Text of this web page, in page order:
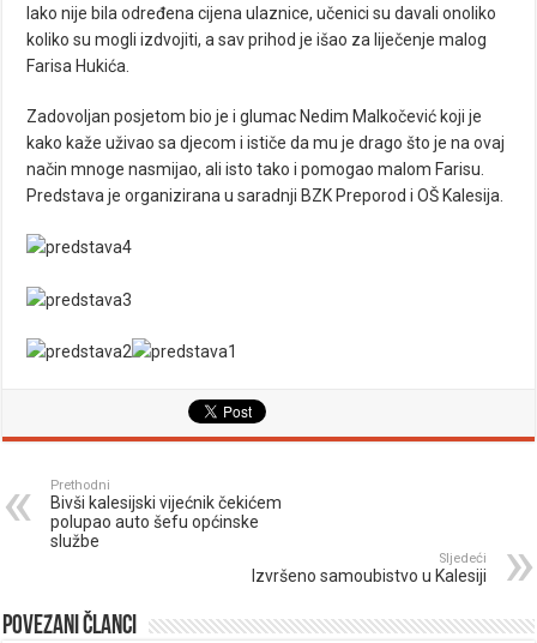
Iako nije bila određena cijena ulaznice, učenici su davali onoliko
koliko su mogli izdvojiti, a sav prihod je išao za liječenje malog
Farisa Hukića.
Zadovoljan posjetom bio je i glumac Nedim Malkočević koji je
kako kaže uživao sa djecom i ističe da mu je drago što je na ovaj
način mnoge nasmijao, ali isto tako i pomogao malom Farisu.
Predstava je organizirana u saradnji BZK Preporod i OŠ Kalesija.
Prethodni
Bivši kalesijski vijećnik čekićem
polupao auto šefu općinske
službe
Sljedeći
Izvršeno samoubistvo u Kalesiji
Povezani članci